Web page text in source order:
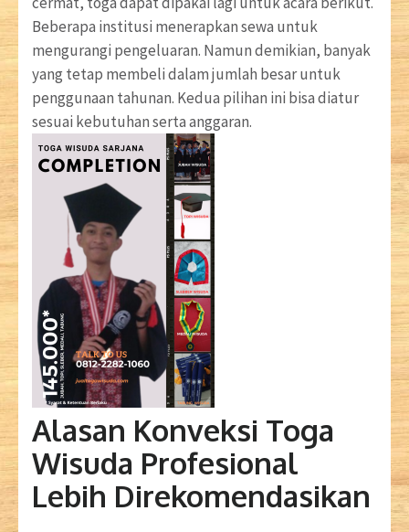
Beberapa institusi menerapkan sewa untuk
mengurangi pengeluaran. Namun demikian, banyak
yang tetap membeli dalam jumlah besar untuk
penggunaan tahunan. Kedua pilihan ini bisa diatur
sesuai kebutuhan serta anggaran.
Alasan Konveksi Toga
Wisuda Profesional
Lebih Direkomendasikan